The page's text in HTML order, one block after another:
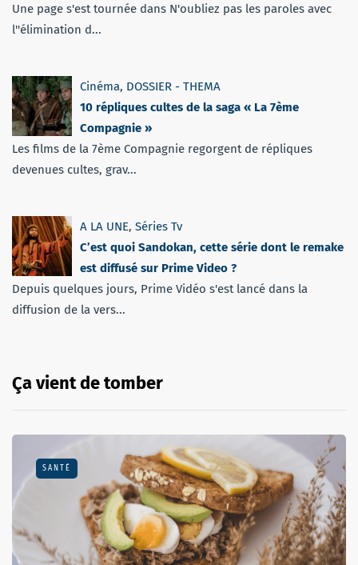
Une page s'est tournée dans N'oubliez pas les paroles avec
l''élimination d...
Cinéma, DOSSIER - THEMA
10 répliques cultes de la saga « La 7ème
Compagnie »
Les films de la 7ème Compagnie regorgent de répliques
devenues cultes, grav...
A LA UNE, Séries Tv
C’est quoi Sandokan, cette série dont le remake
est diffusé sur Prime Video ?
Depuis quelques jours, Prime Vidéo s'est lancé dans la
diffusion de la vers...
Ça vient de tomber
SANTÉ